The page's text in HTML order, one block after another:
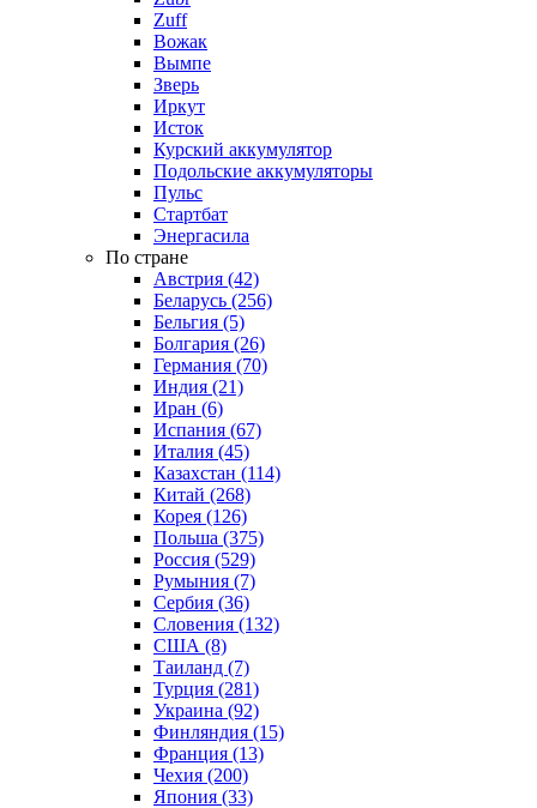
Zuff
Вожак
Вымпе
Зверь
Иркут
Исток
Курский аккумулятор
Подольские аккумуляторы
Пульс
Стартбат
Энергасила
По стране
Австрия (42)
Беларусь (256)
Бельгия (5)
Болгария (26)
Германия (70)
Индия (21)
Иран (6)
Испания (67)
Италия (45)
Казахстан (114)
Китай (268)
Корея (126)
Польша (375)
Россия (529)
Румыния (7)
Сербия (36)
Словения (132)
США (8)
Таиланд (7)
Турция (281)
Украина (92)
Финляндия (15)
Франция (13)
Чехия (200)
Япония (33)